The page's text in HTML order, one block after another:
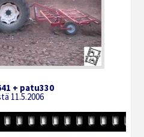
+ patu330
11.5.2006